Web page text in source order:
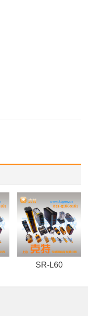
SR-L60